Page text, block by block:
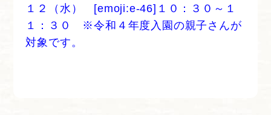
１２（水） [emoji:e-46]１０：３０～１
１：３０ ※令和４年度入園の親子さんが
対象です。